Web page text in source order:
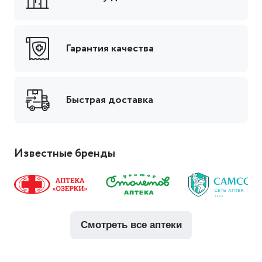
Гарантия качества
Быстрая доставка
Известные бренды
смотреть все аптеки